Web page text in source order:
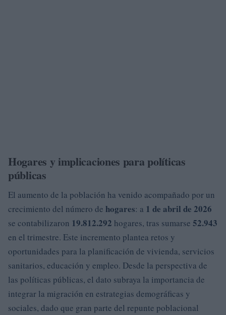
Hogares y implicaciones para políticas
públicas
El aumento de la población ha venido acompañado por un
crecimiento del número de hogares: a 1 de abril de 2026
se contabilizaron 19.812.292 hogares, tras sumarse 52.943
en el trimestre. Este incremento plantea retos y
oportunidades para la planificación de vivienda, servicios
sanitarios, educación y empleo. Desde la perspectiva de
las políticas públicas, el dato subraya la importancia de
integrar la migración en estrategias demográficas y
sociales, dado que gran parte del repunte poblacional